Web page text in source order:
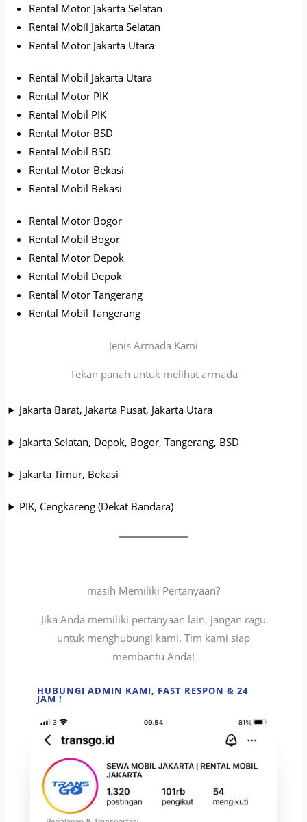
Rental Motor Jakarta Selatan
Rental Mobil Jakarta Selatan
Rental Motor Jakarta Utara
Rental Mobil Jakarta Utara
Rental Motor PIK
Rental Mobil PIK
Rental Motor BSD
Rental Mobil BSD
Rental Motor Bekasi
Rental Mobil Bekasi
Rental Motor Bogor
Rental Mobil Bogor
Rental Motor Depok
Rental Mobil Depok
Rental Motor Tangerang
Rental Mobil Tangerang
Jenis Armada Kami
Tekan panah untuk melihat armada
Jakarta Barat, Jakarta Pusat, Jakarta Utara
Jakarta Selatan, Depok, Bogor, Tangerang, BSD
Jakarta Timur, Bekasi
PIK, Cengkareng (Dekat Bandara)
masih Memiliki Pertanyaan?
Jika Anda memiliki pertanyaan lain, jangan ragu
untuk menghubungi kami. Tim kami siap
membantu Anda!
HUBUNGI ADMIN KAMI, FAST RESPON & 24
JAM !